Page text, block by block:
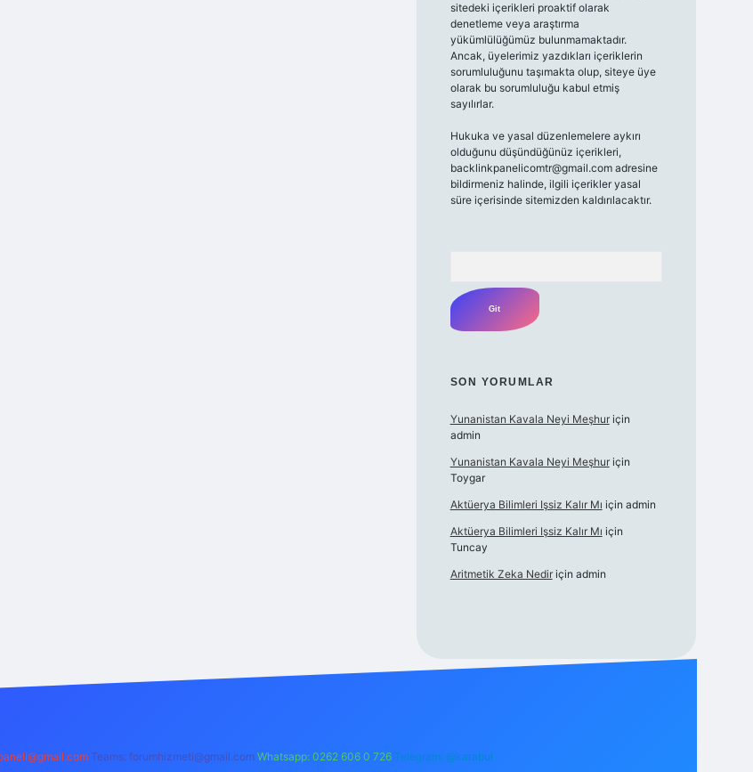
sitedeki içerikleri proaktif olarak
denetleme veya araştırma
yükümlülüğümüz bulunmamaktadır.
Ancak, üyelerimiz yazdıkları içeriklerin
sorumluluğunu taşımakta olup, siteye üye
olarak bu sorumluluğu kabul etmiş
sayılırlar.
Hukuka ve yasal düzenlemelere aykırı
olduğunu düşündüğünüz içerikleri,
backlinkpanelicomtr@gmail.comadresine
bildirmeniz halinde, ilgili içerikler yasal
süre içerisinde sitemizden kaldırılacaktır.
SON YORUMLAR
Yunanistan Kavala Neyi Meşhuriçin
admin
Yunanistan Kavala Neyi Meşhuriçin
Toygar
Aktüerya Bilimleri Işsiz Kalır Mı için admin
Aktüerya Bilimleri Işsiz Kalır Mı için
Tuncay
Aritmetik Zeka Nediriçin admin
Teams: forumhizmeti@gmail.com Whatsapp: 0262 606 0 726 Telegram: @karabul